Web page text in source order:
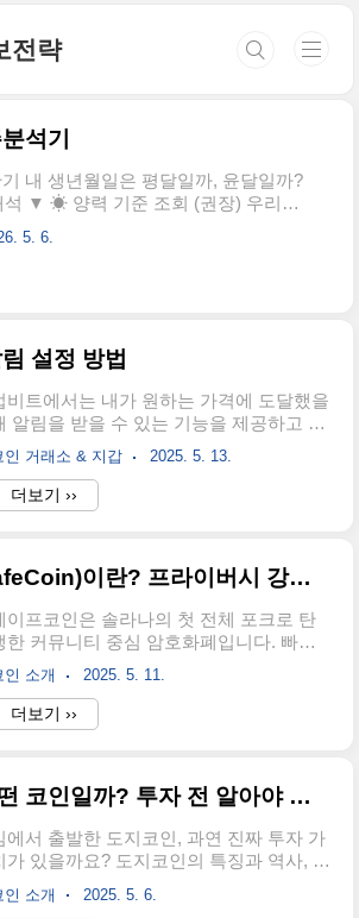
전략
석기
기 내 생년월일은 평달일까, 윤달일까?
석 ▼ ☀ 양력 기준 조회 (권장) 우리가
일반 달력(양력) 기준으로 조회합니다.
해당 날짜의 음력 날짜와 함께 평달 /
려드립니다. 🌙 음력 기준 조회 양력
력 생년월일만 아는 경우에 선택하
· 입력한 음력 월이 그 해에 평달·윤달
5. 6.
설정 방법
비트에서는 내가 원하는 가격에 도달했을
알림을 받을 수 있는 기능을 제공하고 있
니다. 이 기능을 활용하면 굳이 앱을 계속
여다보지 않아도 코인이 목표 가격에 도
했을 때 즉시 확인할 수 있습니다. 아래 단
대로 따라해보세요. 가격 알람 설정하는
할수 없습니다. 코인의 가격이 원하는 가
게 사용할수 있습니다. 1. 업비트 앱 실행
저 업비트 앱을 실행합니다. 2. 가격 알림
정할 코인 선택예를 들어 리플을 설정하
싶다면 검색창에서 해당 코인을 검색하
주문화면으로 들어옵니다. 3. 우측 상단
인 거래소 & 지갑 2025. 5. 13.
더보기 ››
세이프코인(SafeCoin)이란? 프라이버시 강화형 코인의 특징
이프코인은 솔라나의 첫 전체 포크로 탄
한 커뮤니티 중심 암호화폐입니다. 빠르
안전하며 친환경적인 구조로 실사용과
안성을 동시에 추구합니다. 세이프코인이
세이프코인은 한마디로 빠르고, 안전하
, 친환경적인 암호화폐 를 꿈꾸는 프로젝
인을 포크한 세계 최초의 프로젝트예요.
그대로 가져오면서, 보안성과 개인정보
호, 그리고 커뮤니티 중심 운영이라는 새
을 입힌 것입니다. 이 코인의 목표는 단순
인 소개 2025. 5. 11.
더보기 ››
도지코인은 어떤 코인일까? 투자 전 알아야 할 특징과 미래 가치
에서 출발한 도지코인, 과연 진짜 투자 가
가 있을까요? 도지코인의 특징과 역사, 최
가 및 주요 사건까지 정리해 보도록 하겠
니다. 도지코인이란도지코인(Dogecoin)
인 소개 2025. 5. 6.